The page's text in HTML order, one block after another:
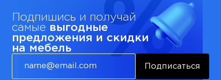
Подпишись и получай
самые выгодные
предложения и скидки
на мебель
Подписаться